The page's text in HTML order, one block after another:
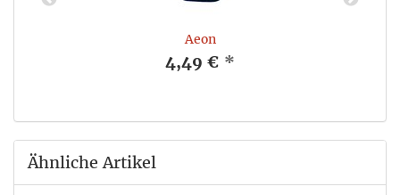
Aeon
4,49 € *
Ähnliche Artikel